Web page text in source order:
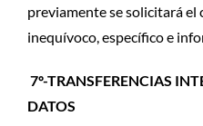
previamente se solicitará
inequívoco, específico e
7º-TRANSFERENCIAS
DATOS